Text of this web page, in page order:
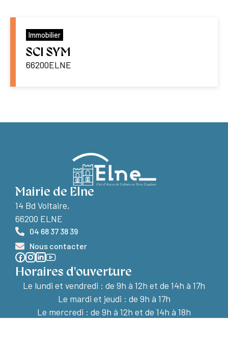
Immobilier
SCI SYM
66200ELNE
Mairie de Elne
14 Bd Voltaire,
66200 ELNE
04 68 37 38 39
Nous contacter
Horaires d'ouverture
Le lundi et vendredi : de 9h à 12h et de 14h à 17h
Le mardi et jeudi : de 9h à 17h
Le mercredi : de 9h à 12h et de 14h à 18h